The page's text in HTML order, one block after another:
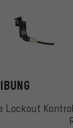
RockShox
Lockout